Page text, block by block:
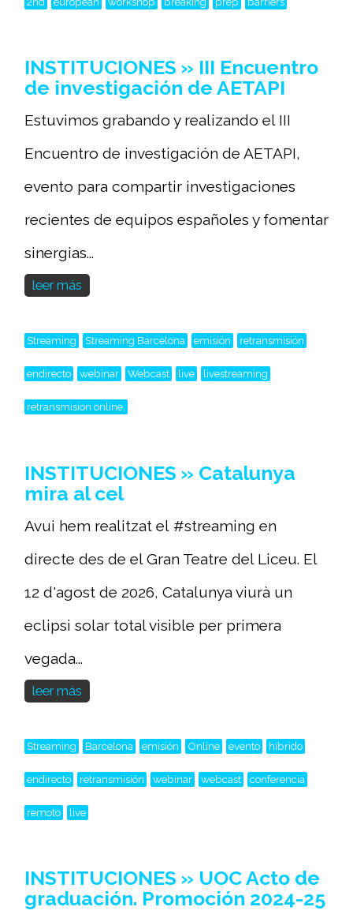
INSTITUCIONES » III Encuentro
de investigación de AETAPI
Estuvimos grabando y realizando el III
Encuentro de investigación de AETAPI,
evento para compartir investigaciones
recientes de equipos españoles y fomentar
sinergias...
leer más
Streaming Streaming Barcelona emisión retransmisión
endirecto webinar Webcast live livestreaming
retransmision online,
INSTITUCIONES » Catalunya
mira al cel
Avui hem realitzat el #streaming en
directe des de el Gran Teatre del Liceu. El
12 d'agost de 2026, Catalunya viurà un
eclipsi solar total visible per primera
vegada...
leer más
Streaming Barcelona emisión Online evento hibrido
endirecto retransmisión webinar webcast conferencia
remoto live
INSTITUCIONES » UOC Acto de
graduación. Promoción 2024-25